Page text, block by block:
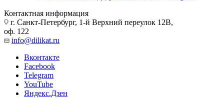
Контактная информация
г. Санкт-Петербург, 1-й Верхний переулок 12В,
оф. 122
info@dilikat.ru
Вконтакте
Facebook
Telegram
YouTube
Яндекс.Дзен